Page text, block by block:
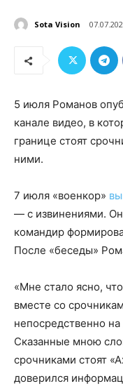
Sota Vision
5 июля Романов
канале видео, в
границе стоят
ними.
7 июля «военкор»
— с извинениями.
командир
После «беседы»
«Мне стало ясно,
вместе со
непосредственно
Сказанные мною
срочниками стоят
доверился